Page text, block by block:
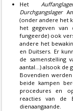
Het
Durchgangslager
(onder andere het
het gegeven van
fungeerde) ook
andere het
en Duitsers. Er
de samenstelling
aantal...) alsook de
Bovendien
beide kampen
procedures en
reacties van de
dienaangaande.